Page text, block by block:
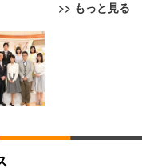
>> もっと見る
子 テレワーク 疲れな
コンパクト 約105度ロッ
転 座面昇降 強化ナイロ
在宅ワーク H-WY01
／デスクチェア メッシ
ブラック
ムモニター | FlexScan
・USB Type-C・ホワ
ムモニター | FlexScan
ーツ 薄型 レギュラー 1
300枚
ーツ 厚型 ワイド 42枚
ライトブルー)